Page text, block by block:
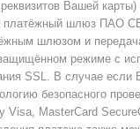
Вашей
платёжный шлюз ПАО
шлюзом и
режиме с
SSL. В случае если
безопасного
Visa, MasterCard